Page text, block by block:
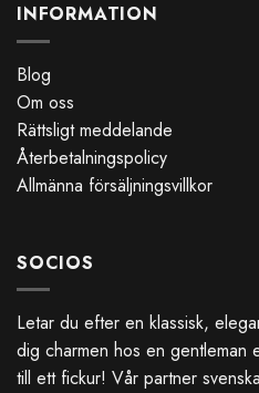
INFORMATION
Blog
Om oss
Rättsligt meddelande
Återbetalningspolicy
Allmänna försäljningsvillkor
SOCIOS
Letar du efter en klassisk,
dig charmen hos en gentleman
till ett fickur! Vår partner